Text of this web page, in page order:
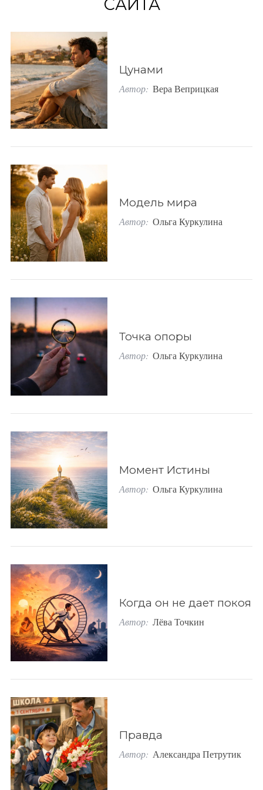
r
:
САЙТА
Цунами
Автор: Вера Веприцкая
Модель мира
Автор: Ольга Куркулина
Точка опоры
Автор: Ольга Куркулина
Момент Истины
Автор: Ольга Куркулина
Когда он не дает покоя
Автор: Лёва Точкин
Правда
Автор: Александра Петрутик